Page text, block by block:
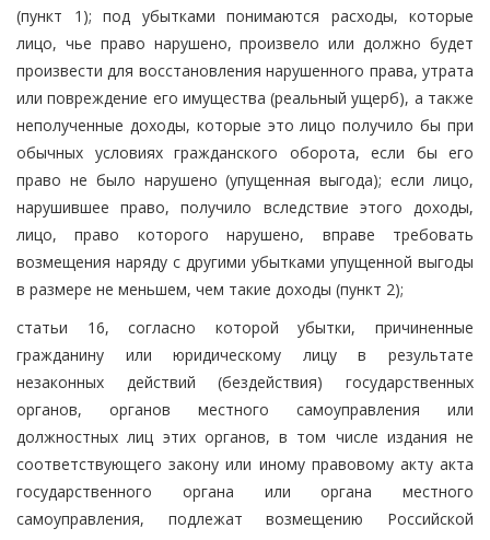
(пункт 1); под убытками понимаются расходы, которые
лицо, чье право нарушено, произвело или должно будет
произвести для восстановления нарушенного права, утрата
или повреждение его имущества (реальный ущерб), а также
неполученные доходы, которые это лицо получило бы при
обычных условиях гражданского оборота, если бы его
право не было нарушено (упущенная выгода); если лицо,
нарушившее право, получило вследствие этого доходы,
лицо, право которого нарушено, вправе требовать
возмещения наряду с другими убытками упущенной выгоды
в размере не меньшем, чем такие доходы (пункт 2);
статьи 16, согласно которой убытки, причиненные
гражданину или юридическому лицу в результате
незаконных действий (бездействия) государственных
органов, органов местного самоуправления или
должностных лиц этих органов, в том числе издания не
соответствующего закону или иному правовому акту акта
государственного органа или органа местного
самоуправления, подлежат возмещению Российской